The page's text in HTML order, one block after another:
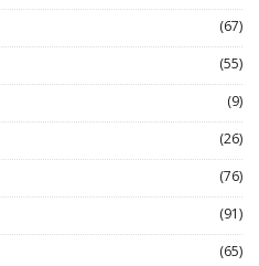
(67)
(55)
(9)
(26)
(76)
(91)
(65)